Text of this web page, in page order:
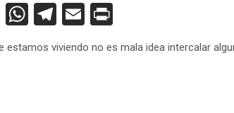
T
wi
tt
W
at
T
el
e
E
ail tF
estamos viviendo no es mala idea intercalar